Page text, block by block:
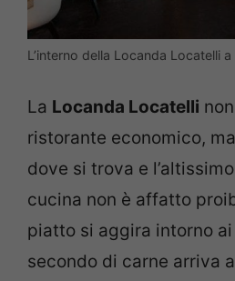
L’interno della Locanda Locatelli
La Locanda Locatelli
ristorante economico,
dove si trova e
cucina non è affatto
piatto si aggira intorno
secondo di carne arriva